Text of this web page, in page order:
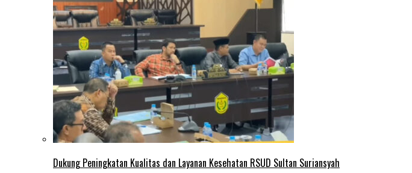
Dukung Peningkatan Kualitas dan Layanan Kesehatan RSUD Sultan Suriansyah